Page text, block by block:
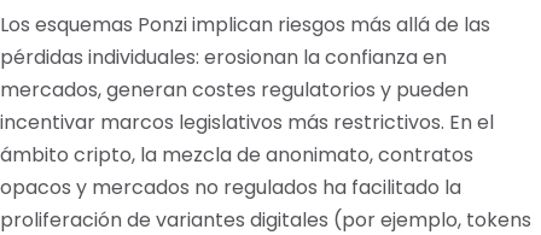
Los esquemas Ponzi implican riesgos más allá de las
pérdidas individuales: erosionan la confianza en
mercados, generan costes regulatorios y pueden
incentivar marcos legislativos más restrictivos. En el
ámbito cripto, la mezcla de anonimato, contratos
opacos y mercados no regulados ha facilitado la
proliferación de variantes digitales (por ejemplo, tokens